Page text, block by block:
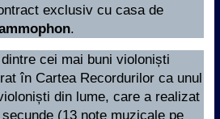
exclusiv cu casa de
.
cei mai buni violoniști
în Cartea Recordurilor ca unul
din lume, care a realizat
(13 note muzicale pe